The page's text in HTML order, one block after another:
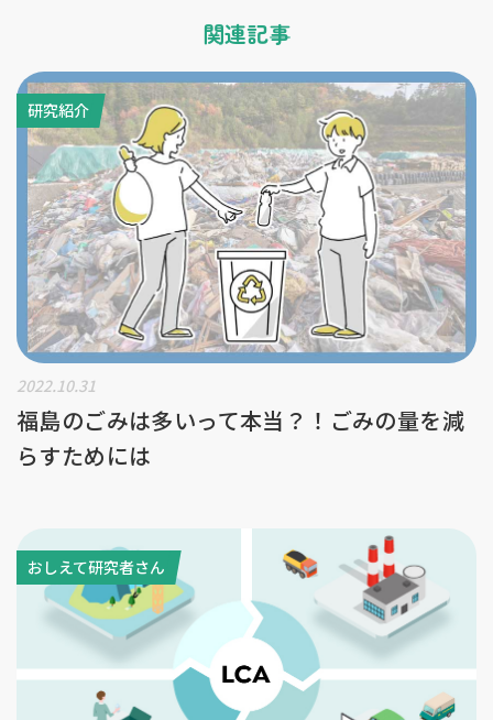
関連記事
福島のごみは多いって本当？！ごみの量を減
らすためには
2022.10.31
研究紹介
おしえて研究者さん